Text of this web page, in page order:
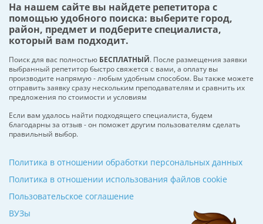
На нашем сайте вы найдете репетитора с
помощью удобного поиска: выберите город,
район, предмет и подберите специалиста,
который вам подходит.
Поиск для вас полностью БЕСПЛАТНЫЙ. После размещения заявки
выбранный репетитор быстро свяжется с вами, а оплату вы
производите напрямую - любым удобным способом. Вы также можете
отправить заявку сразу нескольким преподавателям и сравнить их
предложения по стоимости и условиям
Если вам удалось найти подходящего специалиста, будем
благодарны за отзыв - он поможет другим пользователям сделать
правильный выбор.
ВУЗы
Политика в отношении обработки персональных данных
Политика в отношении использования файлов cookie
Пользовательское соглашение